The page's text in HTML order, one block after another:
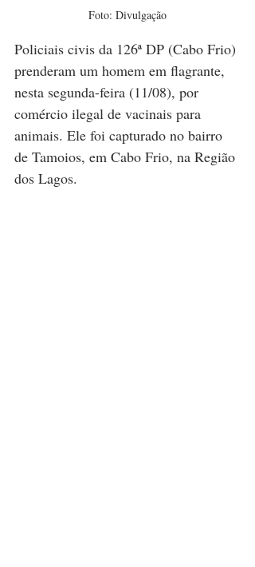
Foto: Divulgação
Policiais civis da 126ª DP (Cabo Frio)
prenderam um homem em flagrante,
nesta segunda-feira (11/08), por
comércio ilegal de vacinais para
animais. Ele foi capturado no bairro
de Tamoios, em Cabo Frio, na Região
dos Lagos.